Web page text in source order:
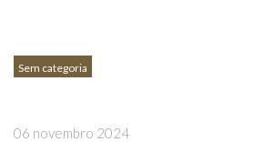
Sem categoria
06 novembro 2024